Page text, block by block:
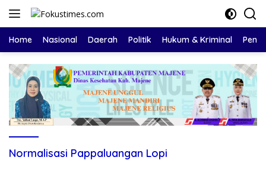
Langsung
Home Nasional Daerah Politik Hukum & Kriminal
Normalisasi Pappaluangan Lopi